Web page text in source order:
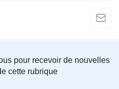
pour recevoir de nouvelles
cette rubrique